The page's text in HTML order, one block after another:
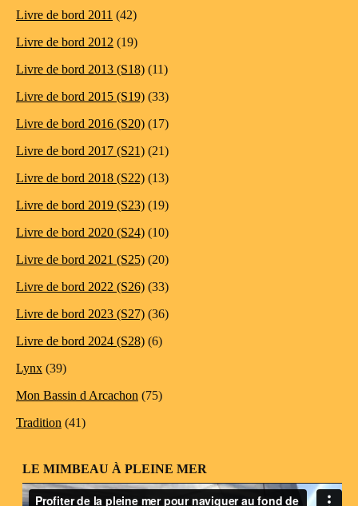
Livre de bord 2011 (42)
Livre de bord 2012 (19)
Livre de bord 2013 (S18) (11)
Livre de bord 2015 (S19) (33)
Livre de bord 2016 (S20) (17)
Livre de bord 2017 (S21) (21)
Livre de bord 2018 (S22) (13)
Livre de bord 2019 (S23) (19)
Livre de bord 2020 (S24) (10)
Livre de bord 2021 (S25) (20)
Livre de bord 2022 (S26) (33)
Livre de bord 2023 (S27) (36)
Livre de bord 2024 (S28) (6)
Lynx (39)
Mon Bassin d Arcachon (75)
Tradition (41)
LE MIMBEAU À PLEINE MER
Lecteur